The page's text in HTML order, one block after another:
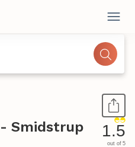
Smidstrup
1.5
out of 5